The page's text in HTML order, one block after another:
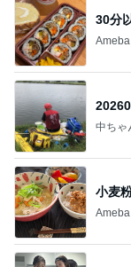
30分
中ちゃ
小麦